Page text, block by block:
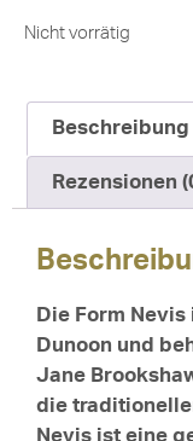
Nicht vorrätig
Beschreibung
Rezensionen
Die Form
Dunoon und
Jane
die
Nevis ist eine